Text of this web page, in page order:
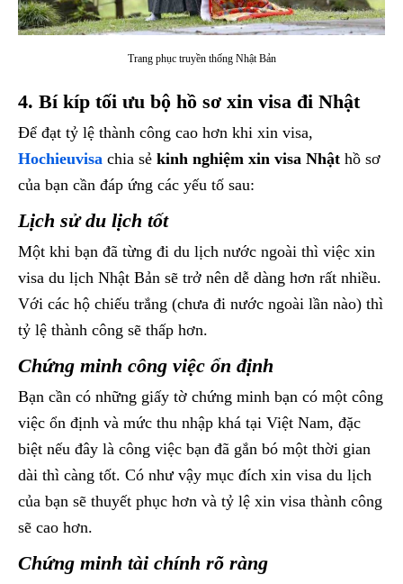
Trang phục truyền thống Nhật Bản
4. Bí kíp tối ưu bộ hồ sơ xin visa đi Nhật
Để đạt tỷ lệ thành công cao hơn khi xin visa,
Hochieuvisa chia sẻ kinh nghiệm xin visa Nhật hồ sơ
của bạn cần đáp ứng các yếu tố sau:
Lịch sử du lịch tốt
Một khi bạn đã từng đi du lịch nước ngoài thì việc xin
visa du lịch Nhật Bản sẽ trở nên dễ dàng hơn rất nhiều.
Với các hộ chiếu trắng (chưa đi nước ngoài lần nào) thì
tỷ lệ thành công sẽ thấp hơn.
Chứng minh công việc ổn định
Bạn cần có những giấy tờ chứng minh bạn có một công
việc ổn định và mức thu nhập khá tại Việt Nam, đặc
biệt nếu đây là công việc bạn đã gắn bó một thời gian
dài thì càng tốt. Có như vậy mục đích xin visa du lịch
của bạn sẽ thuyết phục hơn và tỷ lệ xin visa thành công
sẽ cao hơn.
Chứng minh tài chính rõ ràng